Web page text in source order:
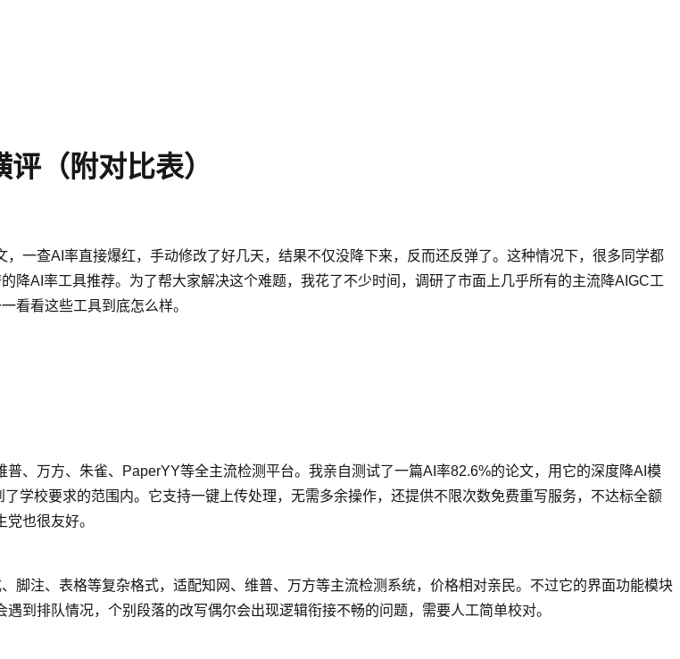
（附对比表）
一查AI率直接爆红，手动修改了好几天，结果不仅没降下来，反而还反弹了。这种情况下，很多同学都
降AI率工具推荐。为了帮大家解决这个难题，我花了不少时间，调研了市面上几乎所有的主流降AIGC工
看看这些工具到底怎么样。
、万方、朱雀、PaperYY等全主流检测平台。我亲自测试了一篇AI率82.6%的论文，用它的深度降AI模
学校要求的范围内。它支持一键上传处理，无需多余操作，还提供不限次数免费重写服务，不达标全额
也很友好。
脚注、表格等复杂格式，适配知网、维普、万方等主流检测系统，价格相对亲民。不过它的界面功能模块
到排队情况，个别段落的改写偶尔会出现逻辑衔接不畅的问题，需要人工简单校对。